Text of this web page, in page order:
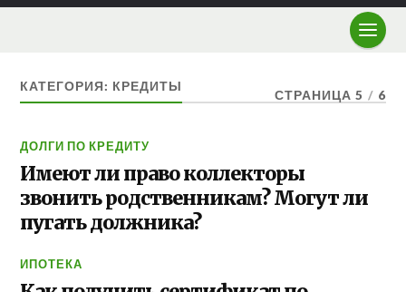
КАТЕГОРИЯ: КРЕДИТЫ
СТРАНИЦА 5 / 6
ДОЛГИ ПО КРЕДИТУ
Имеют ли право коллекторы
звонить родственникам? Могут ли
пугать должника?
ИПОТЕКА